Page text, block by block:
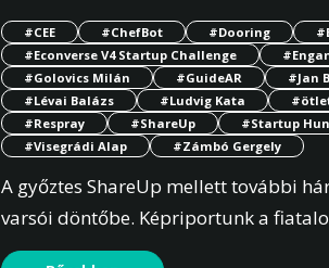
#CEE #ChefBot #Dooring
#Econverse V4 Startup Challenge
#Golovics Milán
#GuideAR #Jan
#Lévai Balázs
#Ludvig Kata
#Respray
#ShareUp #Startup
#Visegrádi Alap
#Zámbó Gergely
A győztes ShareUp mellett további
varsói döntőbe. Képriportunk a